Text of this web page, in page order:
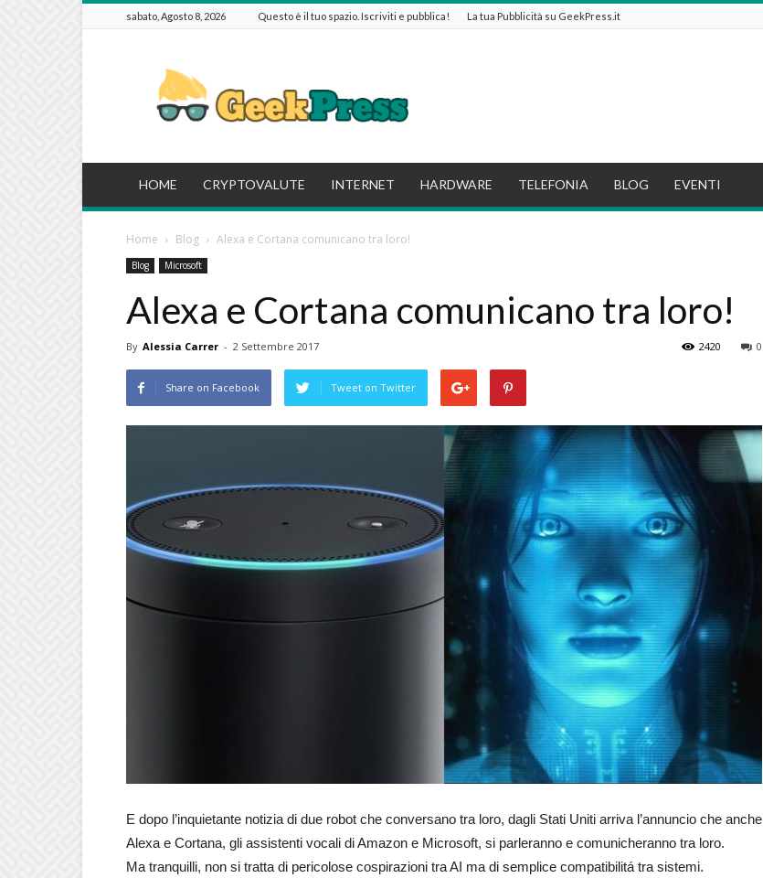
sabato, Agosto 8, 2026 Questo è il tuo spazio. Iscriviti e pubblica! La tua Pubblicità su GeekPress.it
HOME CRYPTOVALUTE INTERNET HARDWARE TELEFONIA BLOG EVENTI
Home Blog Alexa e Cortana comunicano tra loro!
Blog Microsoft
Alexa e Cortana comunicano tra loro!
By Alessia Carrer - 2 Settembre 2017 0
2420
Share on Facebook Tweet on Twitter
E dopo l’inquietante notizia di due robot che conversano tra loro, dagli Stati Uniti arriva l’annuncio che anche
Alexa e Cortana, gli assistenti vocali di Amazon e Microsoft, si parleranno e comunicheranno tra loro.
Ma tranquilli, non si tratta di pericolose cospirazioni tra AI ma di semplice compatibilitá tra sistemi.